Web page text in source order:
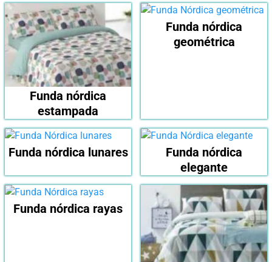
Funda nórdica
estampada
Funda nórdica
geométrica
Funda nórdica lunares
Funda nórdica
elegante
Funda nórdica rayas